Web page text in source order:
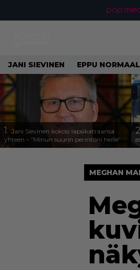
JANI SIEVINEN EPPU
1. Jani Sievinen kokosi lapsikatraansa
yhteen – ”Minun suurin perintöni heille”
MEGHAN